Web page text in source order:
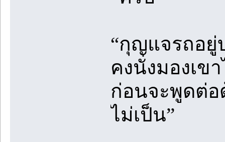
“กุญแจรถอยู่
คงนั่งมองเข
ก่อนจะพูดต่อ
ไม่เป็น”